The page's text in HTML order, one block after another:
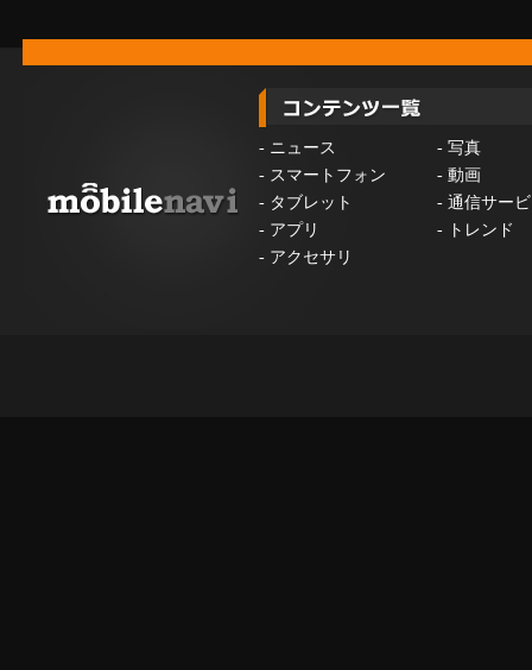
- ニュース - 写真
- スマートフォン - 動画
- タブレット - 通信サー
- アプリ -
トレンド
- アクセサリ